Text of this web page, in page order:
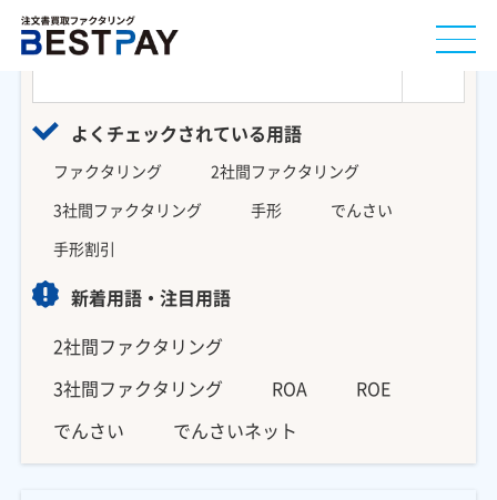
用語を探す
よくチェックされている用語
ファクタリング
2社間ファクタリング
3社間ファクタリング
手形
でんさい
手形割引
新着用語・注目用語
2社間ファクタリング
3社間ファクタリング
ROA
ROE
でんさい
でんさいネット